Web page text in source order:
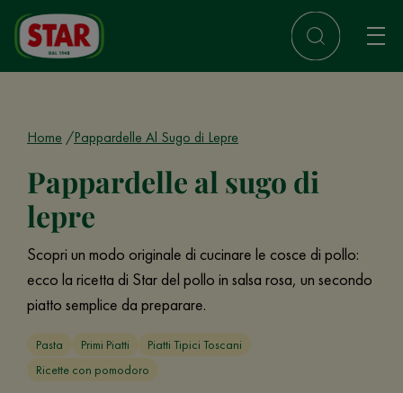
Home Pappardelle Al Sugo di Lepre
Pappardelle al sugo di
lepre
Scopri un modo originale di cucinare le cosce di pollo:
ecco la ricetta di Star del pollo in salsa rosa, un secondo
piatto semplice da preparare.
Pasta Primi Piatti
Piatti Tipici Toscani
Ricette con pomodoro